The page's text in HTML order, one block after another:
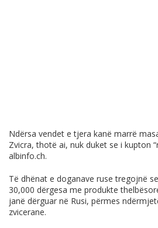
Ndërsa vendet e tjera kanë marrë
Zvicra, thotë ai, nuk duket se i kupton
albinfo.ch.
Të dhënat e doganave ruse tregojnë
30,000 dërgesa me produkte
janë dërguar në Rusi, përmes
zvicerane.